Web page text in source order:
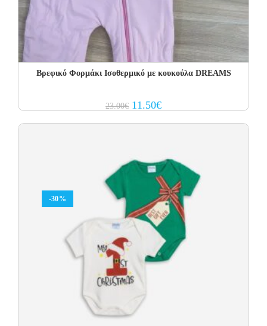
Βρεφικό Φορμάκι Ισοθερμικό με κουκούλα DREAMS
23.00€ Original
price
11.50€Current
price
-30%